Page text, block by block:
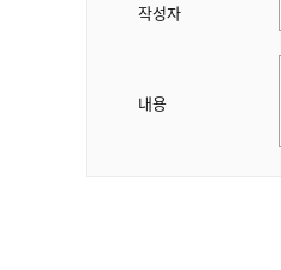
작성자
내용